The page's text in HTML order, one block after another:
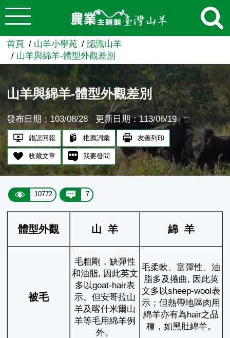
跳到主要內容
農業知識入口網
首頁 山羊小學苑
認識山羊
山羊與綿羊-體型外觀差別
山羊與綿羊-體型外觀差別
發布日期：103/08/28 更新日期：113/06/19
錯誤回報 推薦詞彙 友善列印
收藏文章 我要發問
10772 7
體型外觀 山 羊 綿 羊
被毛
毛粗剛，缺彈性
和油脂, 因此英文
多以goat-hair表
示。但安哥拉山
羊及喀什米爾山
羊等毛用綿羊例
外。
毛柔軟、富彈性、油
脂多及捲曲, 因此英
文多以sheep-wool表
示；但熱帶地區肉用
綿羊亦有為hair之品
種，如黑肚綿羊。